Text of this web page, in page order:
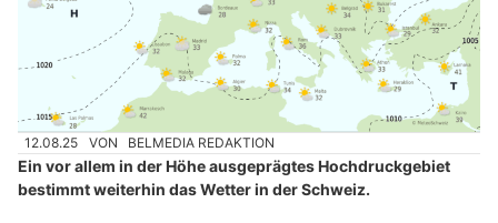
12.08.25 VON BELMEDIA REDAKTION
Ein vor allem in der Höhe ausgeprägtes Hochdruckgebiet
bestimmt weiterhin das Wetter in der Schweiz.